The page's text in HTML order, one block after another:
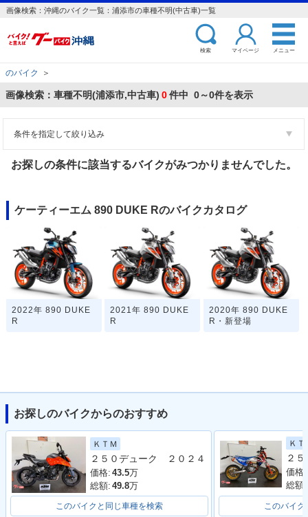
画像検索：沖縄のバイク一覧：浦添市の車種不明(中古車)一覧
検索 マイページ メニュー
のバイク ＞
画像検索：車種不明(浦添市,中古車) 0件中 0～0件を表示
条件を指定して絞り込み
お探しの条件に該当するバイクがみつかりませんでした。
ケーティーエム 890 DUKE Rのバイクカタログ
2022年 890 DUKE
R
2021年 890 DUKE
R
2020年 890 DUKE
R・新登場
お探しのバイクからのおすすめ
ＫＴＭ
２５０デューク ２０２４
価格: 43.5万
総額: 49.8万
このバイクと同じ車種を検索
ＫＴ
価格:
総額:
このバイク